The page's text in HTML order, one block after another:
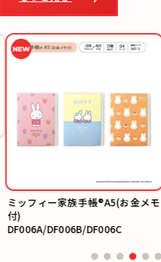
ミッフィー家族手帳®A5(お金メモ
付)
DF006A/DF006B/DF006C